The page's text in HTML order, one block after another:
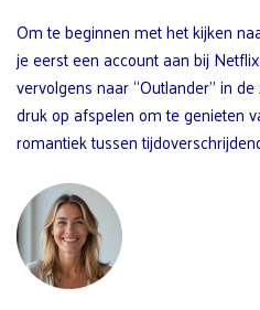
Om te beginnen met het kijken
je eerst een account aan bij
vervolgens naar “Outlander” in
druk op afspelen om te genieten
romantiek tussen